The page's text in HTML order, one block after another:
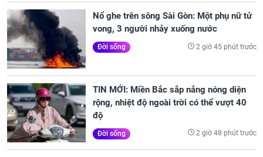
Nổ ghe trên sông Sài Gòn: Một phụ nữ tử
vong, 3 người nhảy xuống nước
Đời sống 2 giờ 45 phút trước
TIN MỚI: Miền Bắc sắp nắng nóng diện
rộng, nhiệt độ ngoài trời có thể vượt 40
độ
Đời sống 2 giờ 48 phút trước